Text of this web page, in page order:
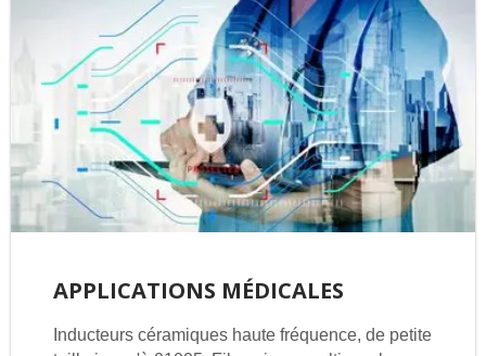
APPLICATIONS MÉDICALES
Inducteurs céramiques haute fréquence, de petite